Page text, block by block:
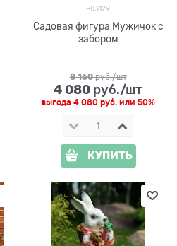
F03129
Садовая фигура Мужичок с
забором
8 160 руб./шт
4 080 руб./шт
выгода 4 080 руб. или 50%
КУПИТЬ